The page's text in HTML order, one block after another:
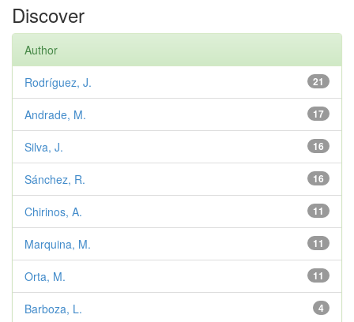
Discover
Author
21
Rodríguez, J.
17
Andrade, M.
16
Silva, J.
16
Sánchez, R.
11
Chirinos, A.
11
Marquina, M.
11
Orta, M.
4
Barboza, L.